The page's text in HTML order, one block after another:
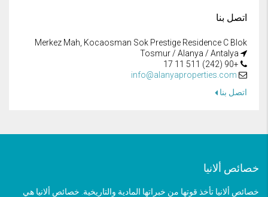
اتصل بنا
Merkez Mah, Kocaosman Sok Prestige Residence C Blok
+90 (242) 511 11 17
info@alanyaproperties.com
اتصل بنا
خصائص ألانيا
خصائص ألانيا تأخذ قوتها من خبراتها المادية والتاريخية. خصائص ألانيا هي